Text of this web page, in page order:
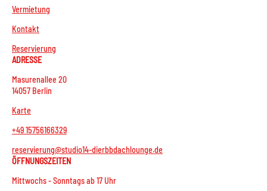
Vermietung
Kontakt
Reservierung
ADRESSE
Masurenallee 20
14057 Berlin
Karte
+49 15756166329
reservierung@studio14-dierbbdachlounge.de
ÖFFNUNGSZEITEN
Mittwochs - Sonntags ab 17 Uhr